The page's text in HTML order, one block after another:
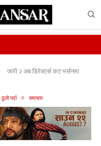
जारी २ अब डिरेक्टर्स कट भर्सनमा
ठूलो पर्दा समाचार